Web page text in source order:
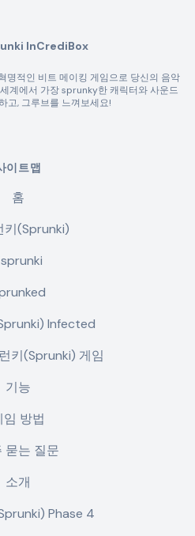
InCrediBox
적인 비트 메이킹 게임으로 당신의 음악
계에서 가장 sprunky한 캐릭터와 사운드
고, 그루브를 느껴보세요!
이트맵
홈
키(Sprunki)
Infected
키(Sprunki) 게임
기능
임 방법
묻는 질문
소개
Phase 4